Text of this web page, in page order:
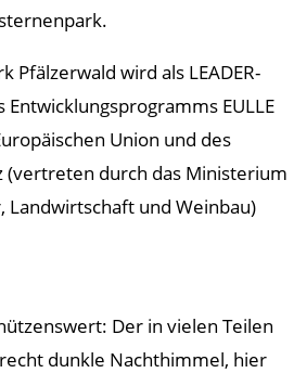
Pfälzerwald wird als LEADER-
EULLE
Union und des
(vertreten durch das Ministerium
und Weinbau)
Der in vielen Teilen
dunkle Nachthimmel, hier